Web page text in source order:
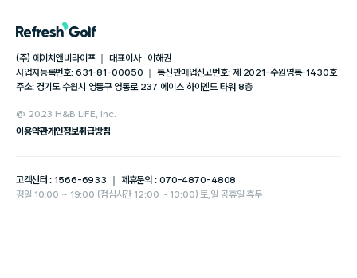
(주) 에이치앤비라이프 ｜ 대표이사 : 이해권
사업자등록번호: 631-81-00050 ｜ 통신판매업신고번호: 제 2021-수원영통-1430호
주소: 경기도 수원시 영통구 영통로 237 에이스 하이엔드 타워 8층
@ 2023 H&B LIFE, Inc.
이용약관개인정보취급방침
고객센터 : 1566-6933 ｜ 제휴문의 : 070-4870-4808
평일 10:00 ~ 19:00 (점심시간 12:00 ~ 13:00) 토,일 공휴일 휴무